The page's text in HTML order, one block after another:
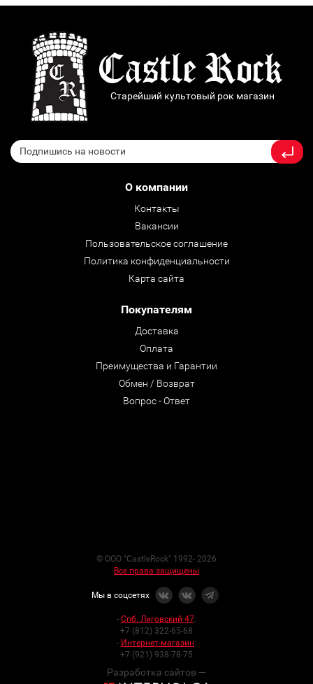
Старейший культовый рок магазин
О компании
Контакты
Вакансии
Пользовательское соглашение
Политика конфиденциальности
Карта сайта
Покупателям
Доставка
Оплата
Преимущества и Гарантии
Обмен / Возврат
Вопрос - Ответ
© ООО "CastleRock" 1992- 2026
Все права защищены
Мы в соцсетях
- Спб. Лиговский 47:
+7 (812) 322-65-68
- Интернет-магазин:
+7 (921) 938-78-75
Разработка сайтов —